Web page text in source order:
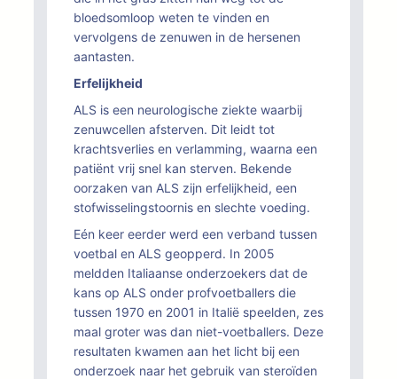
bloedsomloop weten te vinden en
vervolgens de zenuwen in de hersenen
aantasten.
Erfelijkheid
ALS is een neurologische ziekte waarbij
zenuwcellen afsterven. Dit leidt tot
krachtsverlies en verlamming, waarna een
patiënt vrij snel kan sterven. Bekende
oorzaken van ALS zijn erfelijkheid, een
stofwisselingstoornis en slechte voeding.
Eén keer eerder werd een verband tussen
voetbal en ALS geopperd. In 2005
meldden Italiaanse onderzoekers dat de
kans op ALS onder profvoetballers die
tussen 1970 en 2001 in Italië speelden, zes
maal groter was dan niet-voetballers. Deze
resultaten kwamen aan het licht bij een
onderzoek naar het gebruik van steroïden